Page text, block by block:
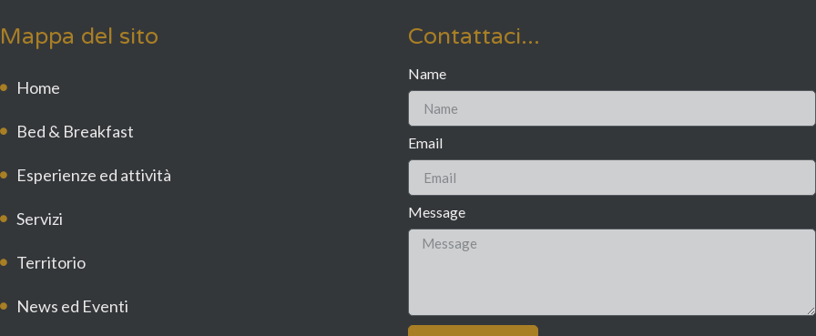
Mappa del sito Contattaci...
Home
Bed & Breakfast
Esperienze ed attività
Servizi
Territorio
News ed Eventi
Name
Email
Message